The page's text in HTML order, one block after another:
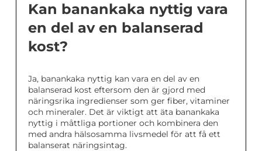
Kan banankaka nyttig vara
en del av en balanserad
kost?
Ja, banankaka nyttig kan vara en del av en
balanserad kost eftersom den är gjord med
näringsrika ingredienser som ger fiber, vitaminer
och mineraler. Det är viktigt att äta banankaka
nyttig i måttliga portioner och kombinera den
med andra hälsosamma livsmedel för att få ett
balanserat näringsintag.